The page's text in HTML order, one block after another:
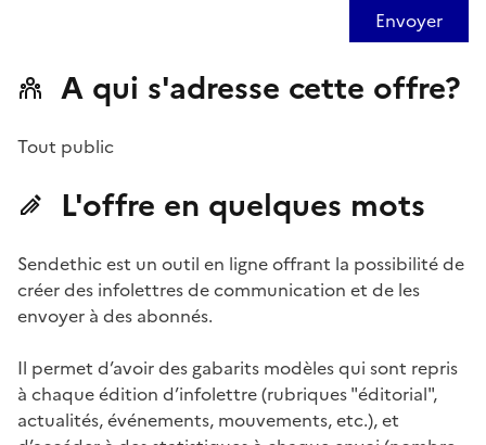
Envoyer
A qui s'adresse cette offre?
Tout public
L'offre en quelques mots
Sendethic est un outil en ligne offrant la possibilité de
créer des infolettres de communication et de les
envoyer à des abonnés.
Il permet d’avoir des gabarits modèles qui sont repris
à chaque édition d’infolettre (rubriques "éditorial",
actualités, événements, mouvements, etc.), et